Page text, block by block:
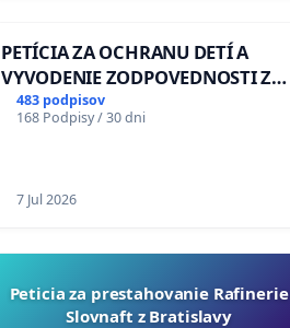
PETÍCIA ZA OCHRANU DETÍ A
VYVODENIE ZODPOVEDNOSTI ZA
DLHOROČNÚ NEČINNOSŤ A
ZLYHANIE ŠTÁTU
483 podpisov
168 Podpisy / 30 dni
7 Jul 2026
Peticia za prestahovanie Rafinerie
Slovnaft z Bratislavy